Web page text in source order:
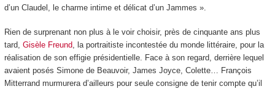
d’un Claudel, le charme intime et délicat d’un Jammes ».
Rien de surprenant non plus à le voir choisir, près de cinquante ans plus
tard, Gisèle Freund, la portraitiste incontestée du monde littéraire, pour la
réalisation de son effigie présidentielle. Face à son regard, derrière lequel
avaient posés Simone de Beauvoir, James Joyce, Colette… François
Mitterrand murmurera d’ailleurs pour seule consigne de tenir compte qu’il